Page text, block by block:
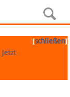
[schließen]
Jetzt